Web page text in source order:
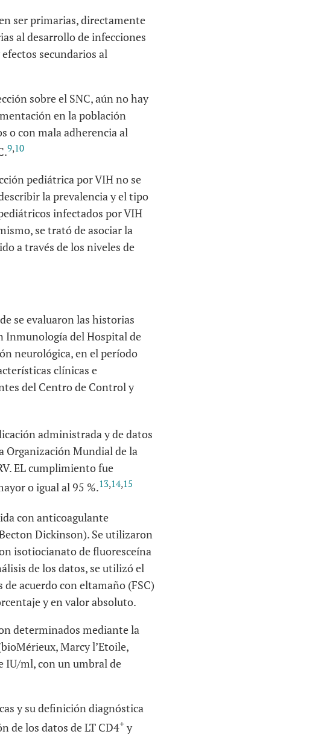
ser primarias, directamente
al desarrollo de infecciones
secundarios al
sobre el SNC, aún no hay
en la población
o con mala adherencia al
9,10
pediátrica por VIH no se
la prevalencia y el tipo
infectados por VIH
se trató de asociar la
a través de los niveles de
se evaluaron las historias
Inmunología del Hospital de
neurológica, en el período
clínicas e
del Centro de Control y
administrada y de datos
Organización Mundial de la
EL cumplimiento fue
o igual al 95 %.13,14,15
con anticoagulante
Dickinson). Se utilizaron
isotiocianato de fluoresceína
de los datos, se utilizó el
acuerdo con eltamaño (FSC)
y en valor absoluto.
determinados mediante la
Marcy l’Etoile,
IU/ml, con un umbral de
y su definición diagnóstica
de los datos de LT CD4+ y